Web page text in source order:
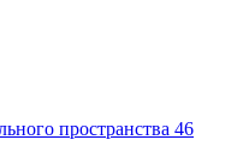
пространства 46